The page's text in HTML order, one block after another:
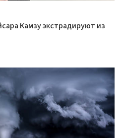
Камзу экстрадируют из